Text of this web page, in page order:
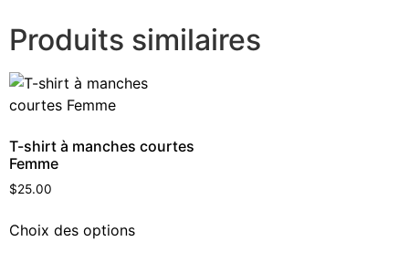
Produits similaires
T-shirt à manches courtes
Femme
$25.00
Choix des options